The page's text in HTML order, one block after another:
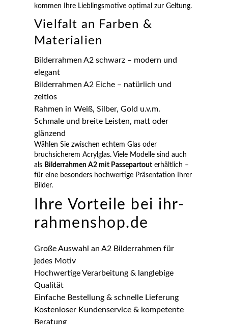
kommen Ihre Lieblingsmotive optimal zur Geltung.
Vielfalt an Farben &
Materialien
Bilderrahmen A2 schwarz – modern und
elegant
Bilderrahmen A2 Eiche – natürlich und
zeitlos
Rahmen in Weiß, Silber, Gold u.v.m.
Schmale und breite Leisten, matt oder
glänzend
Wählen Sie zwischen echtem Glas oder
bruchsicherem Acrylglas. Viele Modelle sind auch
als Bilderrahmen A2 mit Passepartout erhältlich –
für eine besonders hochwertige Präsentation Ihrer
Bilder.
Ihre Vorteile bei ihr-
rahmenshop.de
Große Auswahl an A2 Bilderrahmen für
jedes Motiv
Hochwertige Verarbeitung & langlebige
Qualität
Einfache Bestellung & schnelle Lieferung
Kostenloser Kundenservice & kompetente
Beratung